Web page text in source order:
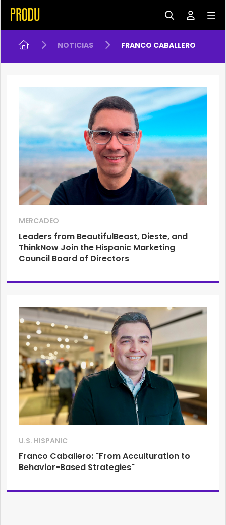
NOTICIAS FRANCO CABALLERO
MERCADEO
Leaders from BeautifulBeast, Dieste, and
ThinkNow Join the Hispanic Marketing
Council Board of Directors
U.S. HISPANIC
Franco Caballero: "From Acculturation to
Behavior-Based Strategies"